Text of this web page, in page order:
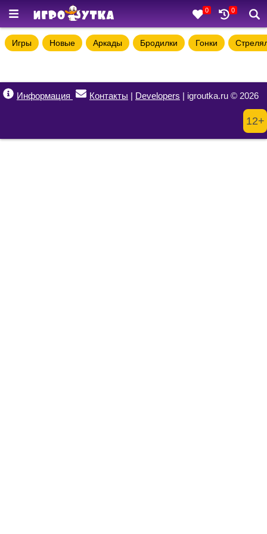
0 0
Игры Новые Аркады Бродилки Гонки
Информация Контакты | Developers | igroutka.ru © 2026
12+